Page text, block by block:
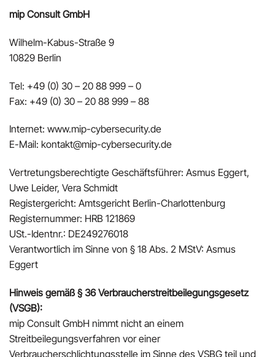
mip Consult GmbH
Wilhelm-Kabus-Straße 9
10829 Berlin
Tel: +49 (0) 30 – 20 88 999 – 0
Fax: +49 (0) 30 – 20 88 999 – 88
Internet: www.mip-cybersecurity.de
E-Mail: kontakt@mip-cybersecurity.de
Vertretungsberechtigte Geschäftsführer: Asmus Eggert,
Uwe Leider, Vera Schmidt
Registergericht: Amtsgericht Berlin-Charlottenburg
Registernummer: HRB 121869
USt.-Identnr.: DE249276018
Verantwortlich im Sinne von § 18 Abs. 2 MStV: Asmus
Eggert
Hinweis gemäß § 36 Verbraucherstreitbeilegungsgesetz
(VSGB):
mip Consult GmbH nimmt nicht an einem
Streitbeilegungsverfahren vor einer
Verbraucherschlichtungsstelle im Sinne des VSBG teil und